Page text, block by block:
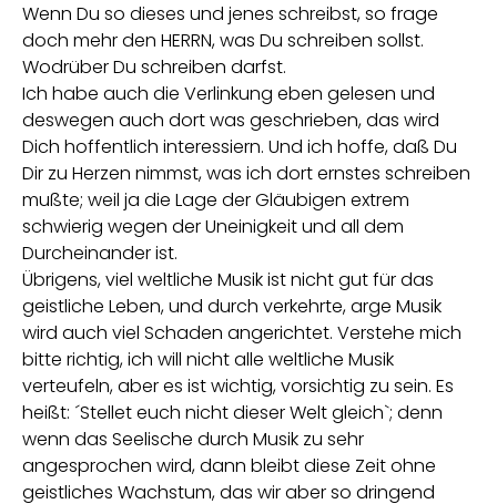
Wenn Du so dieses und jenes schreibst, so frage
doch mehr den HERRN, was Du schreiben sollst.
Wodrüber Du schreiben darfst.
Ich habe auch die Verlinkung eben gelesen und
deswegen auch dort was geschrieben, das wird
Dich hoffentlich interessiern. Und ich hoffe, daß Du
Dir zu Herzen nimmst, was ich dort ernstes schreiben
mußte; weil ja die Lage der Gläubigen extrem
schwierig wegen der Uneinigkeit und all dem
Durcheinander ist.
Übrigens, viel weltliche Musik ist nicht gut für das
geistliche Leben, und durch verkehrte, arge Musik
wird auch viel Schaden angerichtet. Verstehe mich
bitte richtig, ich will nicht alle weltliche Musik
verteufeln, aber es ist wichtig, vorsichtig zu sein. Es
heißt: ´Stellet euch nicht dieser Welt gleich`; denn
wenn das Seelische durch Musik zu sehr
angesprochen wird, dann bleibt diese Zeit ohne
geistliches Wachstum, das wir aber so dringend